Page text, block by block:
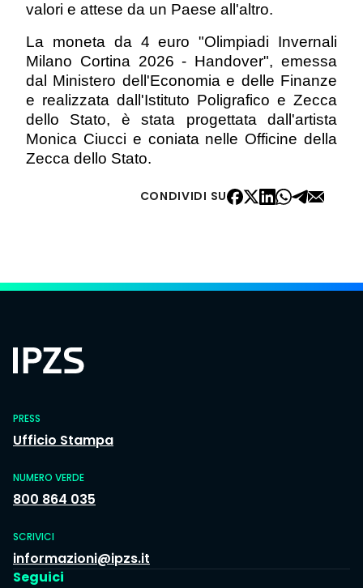
valori e attese da un Paese all'altro.
La moneta da 4 euro "Olimpiadi Invernali
Milano Cortina 2026 - Handover", emessa
dal Ministero dell'Economia e delle Finanze
e realizzata dall'Istituto Poligrafico e Zecca
dello Stato, è stata progettata dall'artista
Monica Ciucci e coniata nelle Officine della
Zecca dello Stato.
CONDIVIDI SU
PRESS
Ufficio Stampa
NUMERO VERDE
800 864 035
SCRIVICI
informazioni@ipzs.it
Seguici